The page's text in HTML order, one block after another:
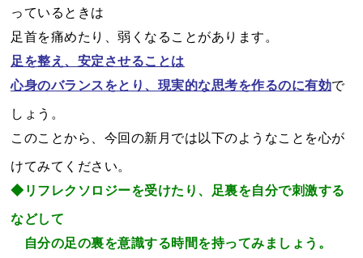
っているときは
足首を痛めたり、弱くなることがあります。
足を整え、安定させることは
心身のバランスをとり、現実的な思考を作るのに有効で
しょう。
このことから、今回の新月では以下のようなことを心が
けてみてください。
◆リフレクソロジーを受けたり、足裏を自分で刺激する
などして
自分の足の裏を意識する時間を持ってみましょう。